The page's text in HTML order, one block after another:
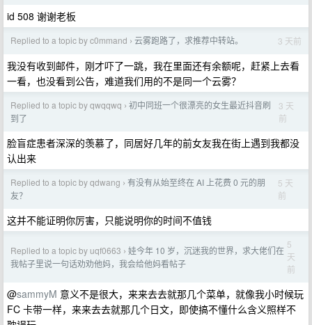
id 508 谢谢老板
Replied to a topic by c0mmand › 云雾跑路了，求推荐中转站。 3 天前
我没有收到邮件，刚才吓了一跳，我在里面还有余额呢，赶紧上去看
一看，也没看到公告，难道我们用的不是同一个云雾？
Replied to a topic by qwqqwq › 初中同班一个很漂亮的女生最近抖音刷
到了
3 天
前
脸盲症患者深深的羡慕了，同居好几年的前女友我在街上遇到我都没
认出来
Replied to a topic by qdwang › 有没有从始至终在 AI 上花费 0 元的朋
友？
5 天
前
这并不能证明你厉害，只能说明你的时间不值钱
Replied to a topic by uqf0663 › 娃今年 10 岁，沉迷我的世界，求大佬们在
我帖子里说一句话劝劝他妈，我会给他妈看帖子
5
天
前
@sammyM 意义不是很大，来来去去就那几个菜单，就像我小时候玩
FC 卡带一样，来来去去就那几个日文，即使搞不懂什么含义照样不